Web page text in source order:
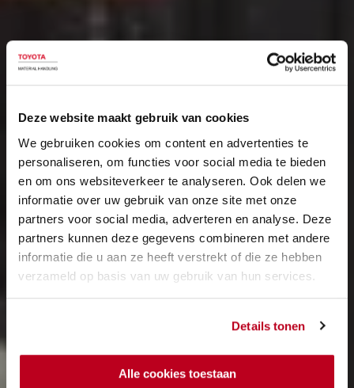
Deze website maakt gebruik van cookies
We gebruiken cookies om content en advertenties te
personaliseren, om functies voor social media te bieden
en om ons websiteverkeer te analyseren. Ook delen we
informatie over uw gebruik van onze site met onze
partners voor social media, adverteren en analyse. Deze
partners kunnen deze gegevens combineren met andere
informatie die u aan ze heeft verstrekt of die ze hebben
verzameld op basis van uw gebruik van hun services.
Details tonen
Alle cookies toestaan